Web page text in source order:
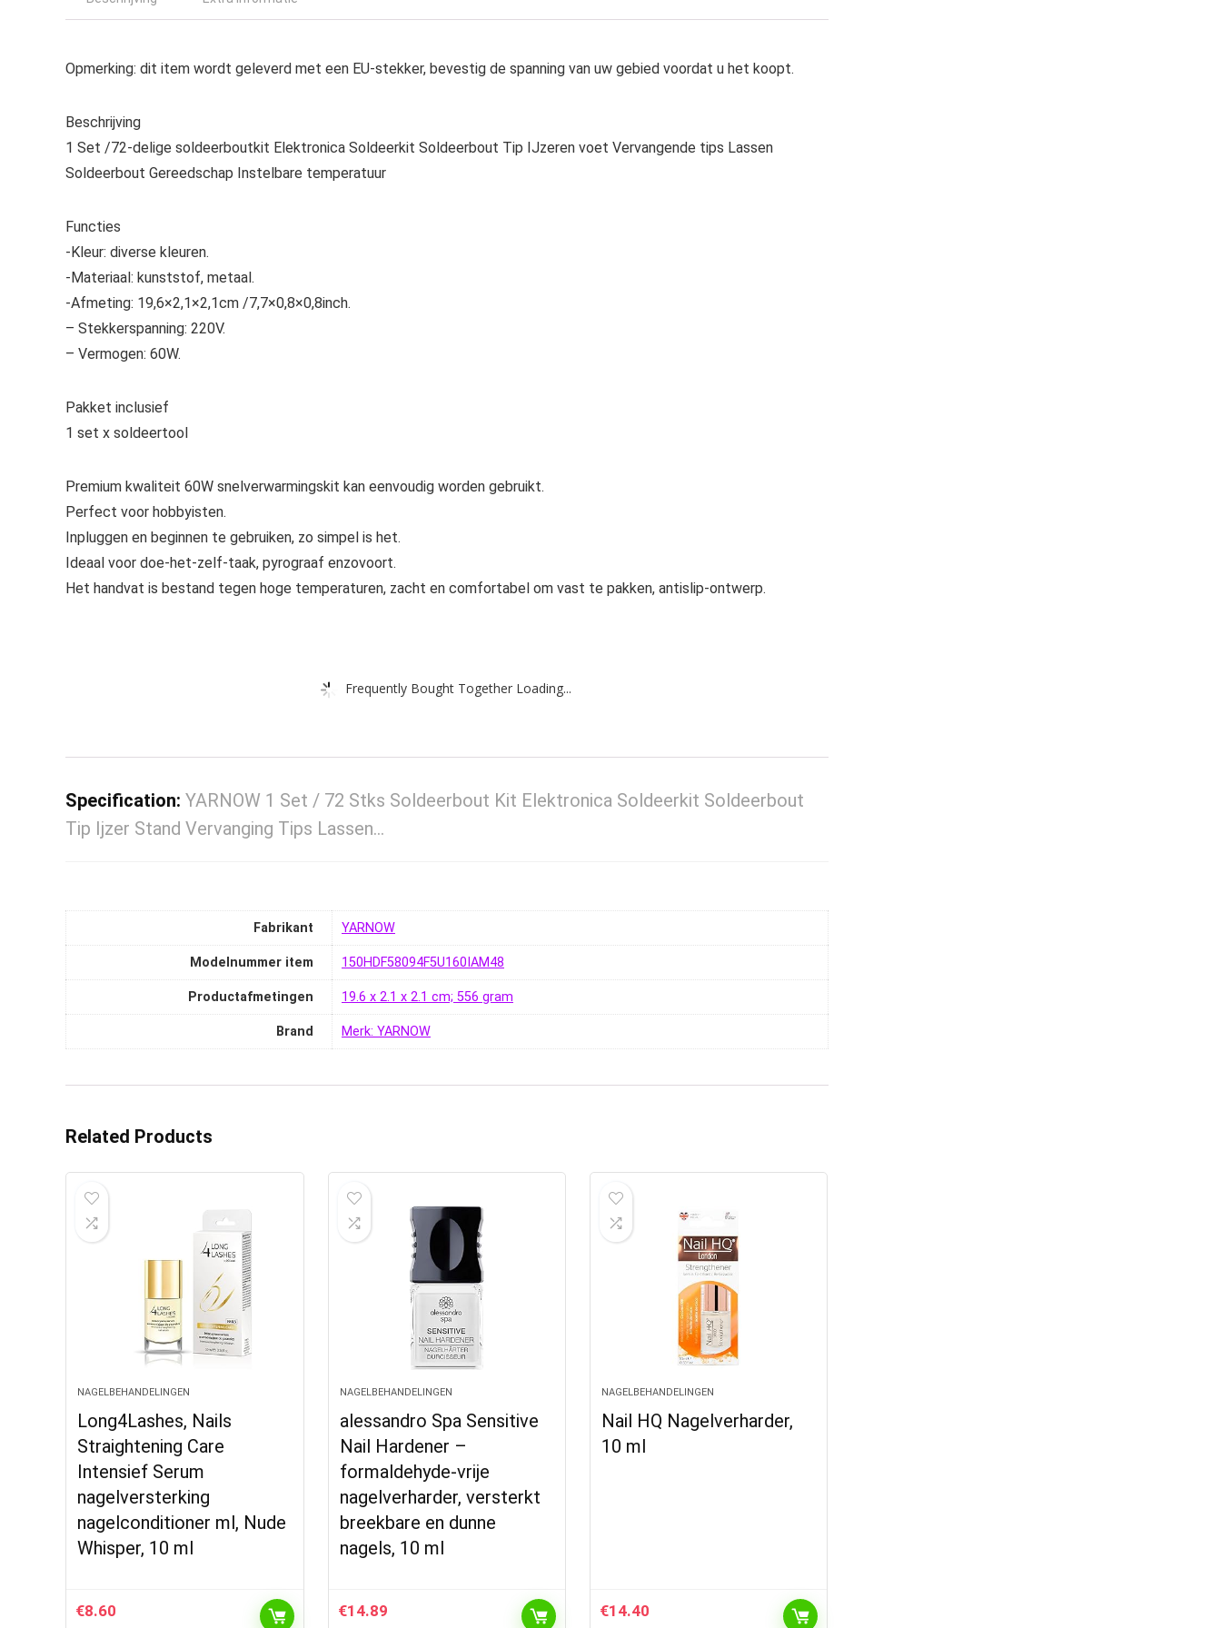
Opmerking: dit item wordt geleverd met een EU-stekker, bevestig de spanning van uw gebied voordat u het koopt.
Beschrijving
1 Set /72-delige soldeerboutkit Elektronica Soldeerkit Soldeerbout Tip IJzeren voet Vervangende tips Lassen
Soldeerbout Gereedschap Instelbare temperatuur
Functies
-Kleur: diverse kleuren.
-Materiaal: kunststof, metaal.
-Afmeting: 19,6×2,1×2,1cm /7,7×0,8×0,8inch.
– Stekkerspanning: 220V.
– Vermogen: 60W.
Pakket inclusief
1 set x soldeertool
Premium kwaliteit 60W snelverwarmingskit kan eenvoudig worden gebruikt.
Perfect voor hobbyisten.
Inpluggen en beginnen te gebruiken, zo simpel is het.
Ideaal voor doe-het-zelf-taak, pyrograaf enzovoort.
Het handvat is bestand tegen hoge temperaturen, zacht en comfortabel om vast te pakken, antislip-ontwerp.
Frequently Bought Together Loading...
Specification: YARNOW 1 Set / 72 Stks Soldeerbout Kit Elektronica Soldeerkit Soldeerbout
Tip Ijzer Stand Vervanging Tips Lassen…
Fabrikant ‎YARNOW
Modelnummer item ‎150HDF58094F5U160IAM48
Productafmetingen ‎19.6 x 2.1 x 2.1 cm; 556 gram
Brand Merk: YARNOW
Related Products
NAGELBEHANDELINGEN
Long4Lashes, Nails
Straightening Care
Intensief Serum
nagelversterking
nagelconditioner ml, Nude
Whisper, 10 ml
€8.60
NAGELBEHANDELINGEN
alessandro Spa Sensitive
Nail Hardener –
formaldehyde-vrije
nagelverharder, versterkt
breekbare en dunne
nagels, 10 ml
€14.89
NAGELBEHANDELINGEN
Nail HQ Nagelverharder,
10 ml
€14.40